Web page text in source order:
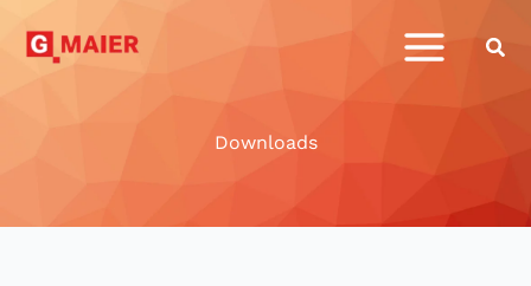
Inhalt
Downloads